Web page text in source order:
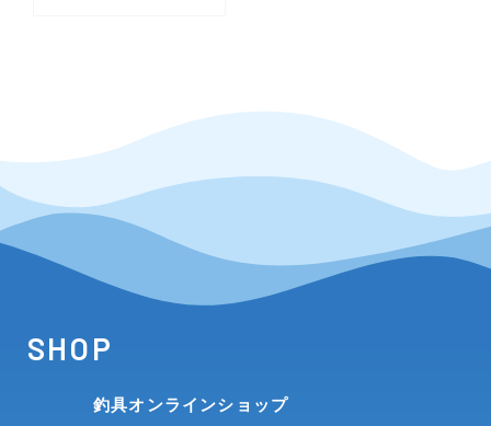
SHOP
釣具オンラインショップ